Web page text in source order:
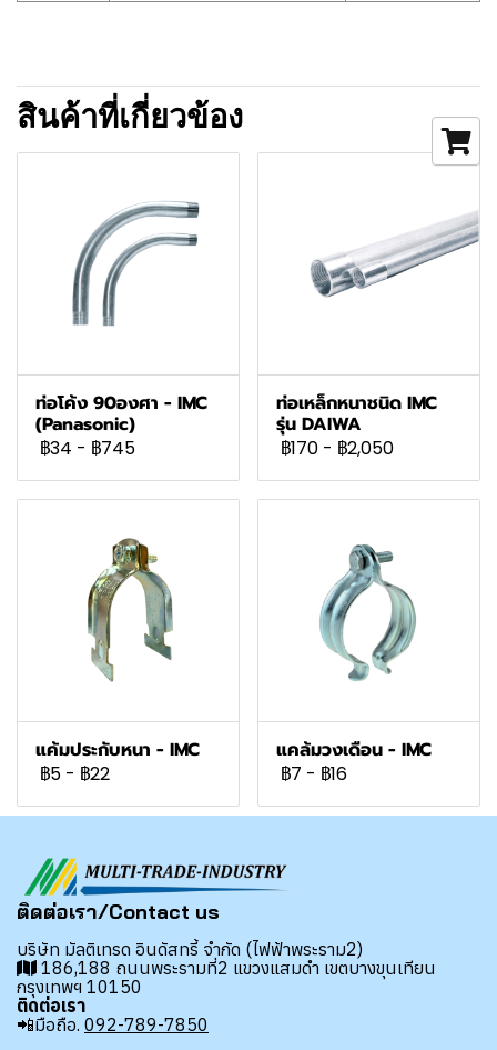
สินค้าที่เกี่ยวข้อง
ท่อโค้ง 90องศา - IMC
(Panasonic)
฿34 - ฿745
ท่อเหล็กหนาชนิด IMC
รุ่น DAIWA
฿170 - ฿2,050
แค้มประกับหนา - IMC
฿5 - ฿22
แคล้มวงเดือน - IMC
฿7 - ฿16
ติดต่อเรา/Contact us
บริษัท มัลติเทรด อินดัสทรี้ จำกัด (ไฟฟ้าพระราม2)
186,188 ถนนพระรามที่2 แขวงแสมดำ เขตบางขุนเทียน
กรุงเทพฯ 10150
ติดต่อเรา
📲มือถือ. 092-789-7850